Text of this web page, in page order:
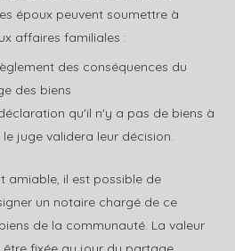
époux peuvent soumettre à
affaires familiales :
des conséquences du
des biens
qu'il n'y a pas de biens à
juge validera leur décision.
amiable, il est possible de
un notaire chargé de ce
de la communauté. La valeur